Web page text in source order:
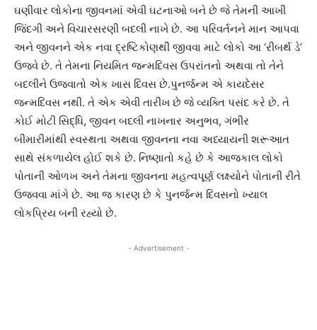
ઘણીવાર લોકોના જીવનમાં એવી ઘટનાઓ બને છે જે તેમની આખી
જિંદગી અને વિચારસરણી બદલી નાખે છે. આ પરિવર્તનને માન આપવા
અને જીવનને એક નવા દ્રષ્ટિકોણથી જીવવા માટે લોકો આ ‘રીબર્થ ડે’
ઉજવે છે. તે તેમના નિયમિત જન્મદિવસ ઉપરાંતનો અથવા તો તેને
બદલીને ઉજવાતો એક ખાસ દિવસ છે.પુનર્જન્મ એ કાયદેસર
જન્મદિવસ નથી. તે એક એવી તારીખ છે જે વ્યક્તિ પસંદ કરે છે. તે
કોઈ મોટી સિદ્ધિ, જીવન બદલી નાખનાર અનુભવ, ગંભીર
બીમારીમાંથી સ્વસ્થતા અથવા જીવનના નવા અધ્યાયની શરૂઆત
સાથે સંકળાયેલ હોઈ શકે છે. નિષ્ણાતો કહે છે કે આજકાલ લોકો
પોતાની ઓળખ અને તેમના જીવનના મહત્વપૂર્ણ લક્ષ્યોને પોતાની રીતે
ઉજવવા માંગે છે. આ જ કારણ છે કે પુનર્જન્મ દિવસનો ખ્યાલ
લોકપ્રિય બની રહ્યો છે.
- Advertisement -